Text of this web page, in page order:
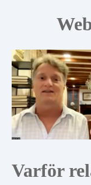
Varför